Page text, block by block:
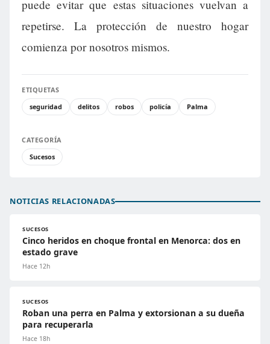
puede evitar que estas situaciones vuelvan a
repetirse. La protección de nuestro hogar
comienza por nosotros mismos.
ETIQUETAS
seguridad
delitos robos policía Palma
CATEGORÍA
Sucesos
NOTICIAS RELACIONADAS
SUCESOS
Cinco heridos en choque frontal en Menorca: dos en
estado grave
Hace 12h
SUCESOS
Roban una perra en Palma y extorsionan a su dueña
para recuperarla
Hace 18h